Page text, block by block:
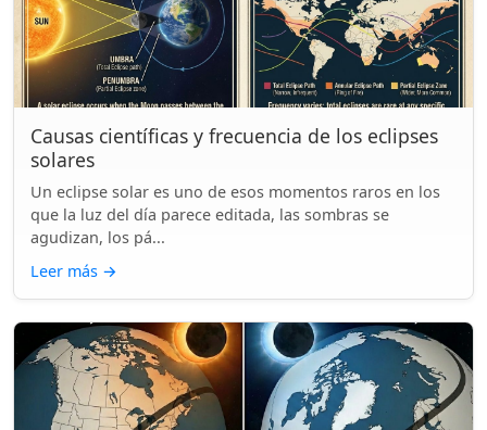
Causas científicas y frecuencia de los eclipses
solares
Un eclipse solar es uno de esos momentos raros en los
que la luz del día parece editada, las sombras se
agudizan, los pá...
Leer más →